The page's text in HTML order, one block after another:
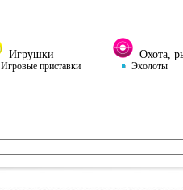
Игрушки
Игровые приставки
Охота,
Эхолоты